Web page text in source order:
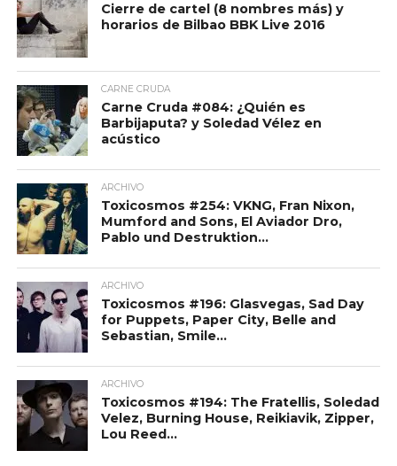
Cierre de cartel (8 nombres más) y
horarios de Bilbao BBK Live 2016
CARNE CRUDA
Carne Cruda #084: ¿Quién es
Barbijaputa? y Soledad Vélez en
acústico
ARCHIVO
Toxicosmos #254: VKNG, Fran Nixon,
Mumford and Sons, El Aviador Dro,
Pablo und Destruktion…
ARCHIVO
Toxicosmos #196: Glasvegas, Sad Day
for Puppets, Paper City, Belle and
Sebastian, Smile…
ARCHIVO
Toxicosmos #194: The Fratellis, Soledad
Velez, Burning House, Reikiavik, Zipper,
Lou Reed…